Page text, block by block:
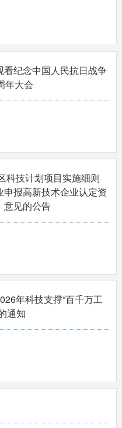
纪念中国人民抗日战争
年大会
科技计划项目实施细则
申报高新技术企业认定资
意见的公告
年科技支撑“百千万工
通知